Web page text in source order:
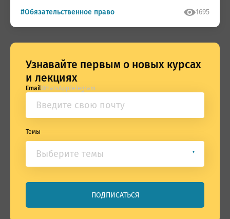
#Обязательственное право 1695
Узнавайте первым о новых курсах
и лекциях
EmailWhatsAppTelegram
Темы
Банкротство и СО
Корпоративное право
Обязательственное право
Вещное право
ПОДПИСАТЬСЯ